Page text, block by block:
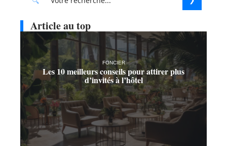
Article au top
FONCIER
Les 10 meilleurs conseils pour attirer plus
d’invités à l’hôtel